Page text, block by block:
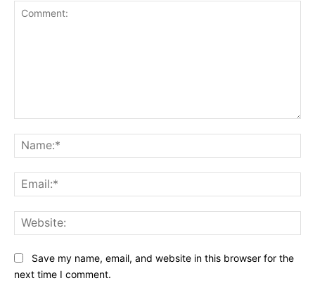
Save my name, email, and website in this browser for the
next time I comment.